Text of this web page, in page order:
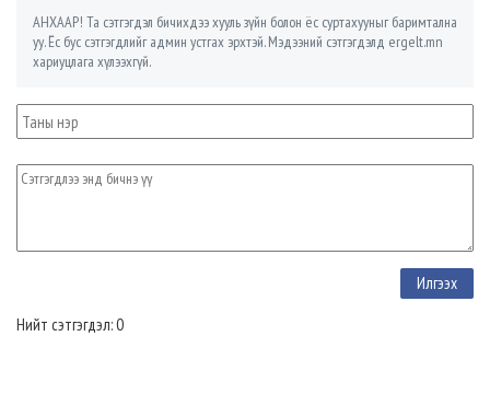
АНХААР! Та сэтгэгдэл бичихдээ хууль зүйн болон ёс суртахууныг баримтална
уу. Ёс бус сэтгэгдлийг админ устгах эрхтэй. Мэдээний сэтгэгдэлд ergelt.mn
хариуцлага хүлээхгүй.
Нийт сэтгэгдэл: 0